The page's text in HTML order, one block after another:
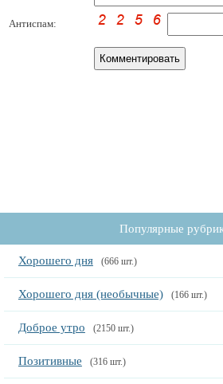
Антиспам:
Популярные
Хорошего дня (666 шт.)
Хорошего дня (необычные) (166 шт.)
Доброе утро (2150 шт.)
Позитивные (316 шт.)